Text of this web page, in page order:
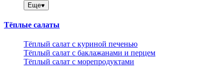
Еще
Тёплые салаты
Тёплый салат с куриной печенью
Тёплый салат с баклажанами и перцем
Тёплый салат с морепродуктами